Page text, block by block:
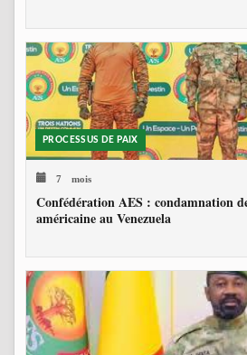
PROCESSUS DE PAIX
7 mois
Confédération AES : condamnation
américaine au Venezuela